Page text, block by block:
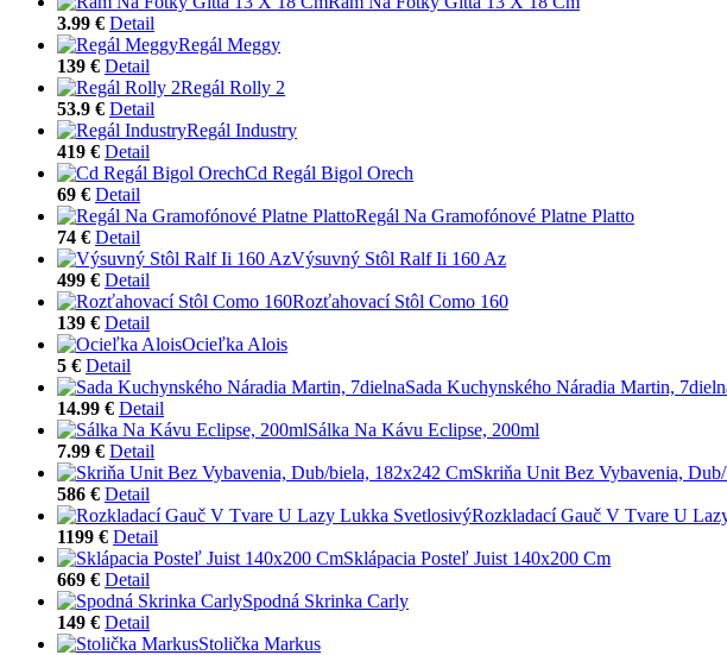
3.99 € Detail
Regál Meggy
139 € Detail
Regál Rolly 2
53.9 € Detail
Regál Industry
419 € Detail
Cd Regál Bigol Orech
69 € Detail
Regál Na Gramofónové Platne Platto
74 € Detail
Výsuvný Stôl Ralf Ii 160 Az
499 € Detail
Rozťahovací Stôl Como 160
139 € Detail
Ocieľka Alois
5 € Detail
Sada Kuchynského Náradia Martin,
14.99 € Detail
Sálka Na Kávu Eclipse, 200ml
7.99 € Detail
Skriňa Unit Bez Vybavenia,
586 € Detail
Rozkladací Gauč V Tvare U
1199 € Detail
Sklápacia Posteľ Juist 140x200 Cm
669 € Detail
Spodná Skrinka Carly
149 € Detail
Stolička Markus